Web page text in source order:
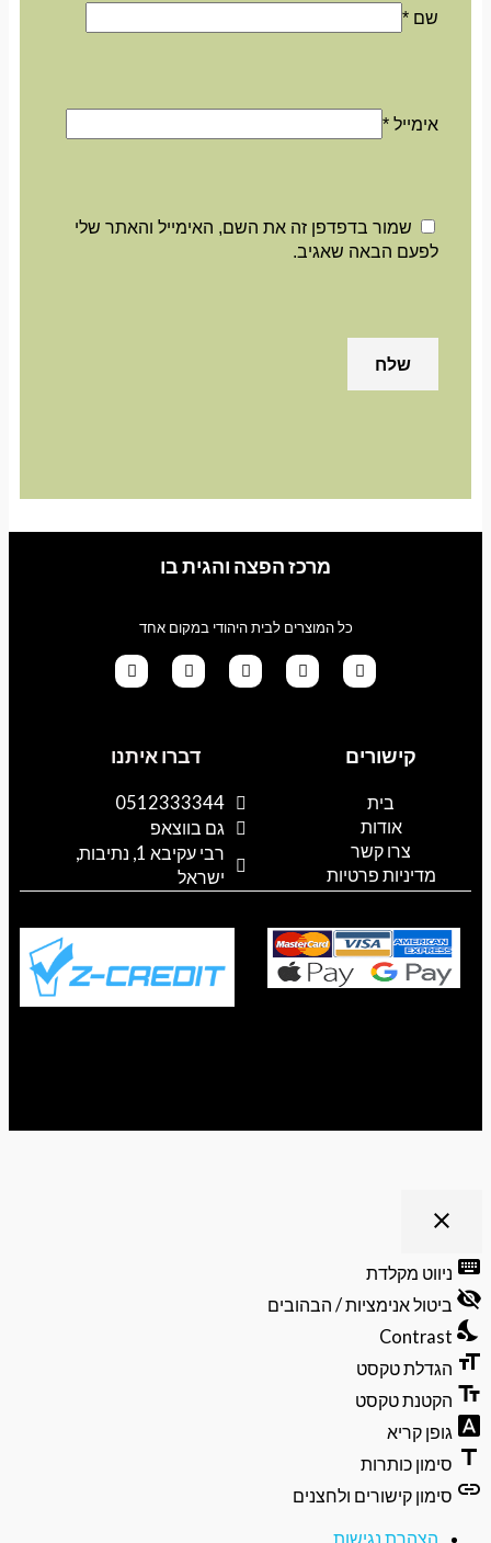
שם*
אימייל*
שמור בדפדפן זה את השם, האימייל והאתר שלי
לפעם הבאה שאגיב.
מרכז הפצה והגית בו
כל המוצרים לבית היהודי במקום אחד
a
s
a
p
p
o
k
o
l
e
קישורים
בית
אודות
צרו קשר
מדיניות פרטיות
דברו איתנו
0512333344
גם בווצאפ
רבי עקיבא 1, נתיבות,
ישראל
close
וסגירה
של
תפריט
הנגישות
ניווט מקלדת
ביטול אנימציות / הבהובים
Contrast
הגדלת טקסט
הקטנת טקסט
גופן קריא
סימון כותרות
סימון קישורים ולחצנים
הצהרת נגישות